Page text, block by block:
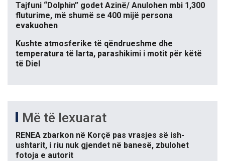
Tajfuni “Dolphin” godet Azinë/ Anulohen mbi 1,300
fluturime, më shumë se 400 mijë persona
evakuohen
Kushte atmosferike të qëndrueshme dhe
temperatura të larta, parashikimi i motit për këtë
të Diel
Më të lexuarat
RENEA zbarkon në Korçë pas vrasjes së ish-
ushtarit, i riu nuk gjendet në banesë, zbulohet
fotoja e autorit